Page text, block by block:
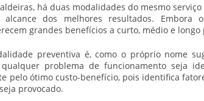
, há duas modalidades do mesmo
dos melhores resultados. Embora
grandes benefícios a curto, médio e longo
preventiva é, como o próprio nome
problema de funcionamento seja
pelo ótimo custo-benefício, pois identifica
provocado.